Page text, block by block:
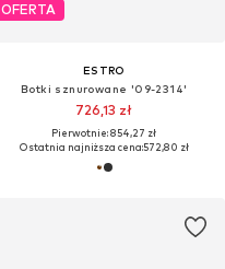
OFERTA
ESTRO
Botki sznurowane '09-2314'
726,13 zł
Pierwotnie: 854,27 zł
Ostatnia najniższa cena:572,80 zł